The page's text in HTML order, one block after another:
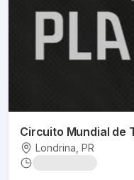
Circuito Mundial de
Londrina , PR